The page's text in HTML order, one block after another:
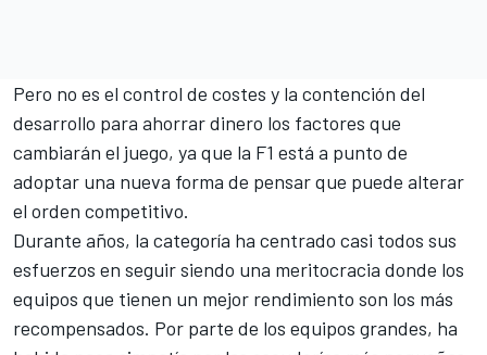
Pero no es el control de costes y la contención del
desarrollo para ahorrar dinero los factores que
cambiarán el juego, ya que la F1 está a punto de
adoptar una nueva forma de pensar que puede alterar
el orden competitivo.
Durante años, la categoría ha centrado casi todos sus
esfuerzos en seguir siendo una meritocracia donde los
equipos que tienen un mejor rendimiento son los más
recompensados. Por parte de los equipos grandes, ha